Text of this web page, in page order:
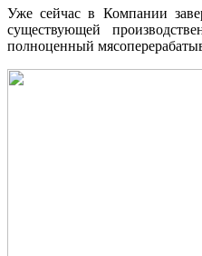
Уже сейчас в Компании
существующей
полноценный